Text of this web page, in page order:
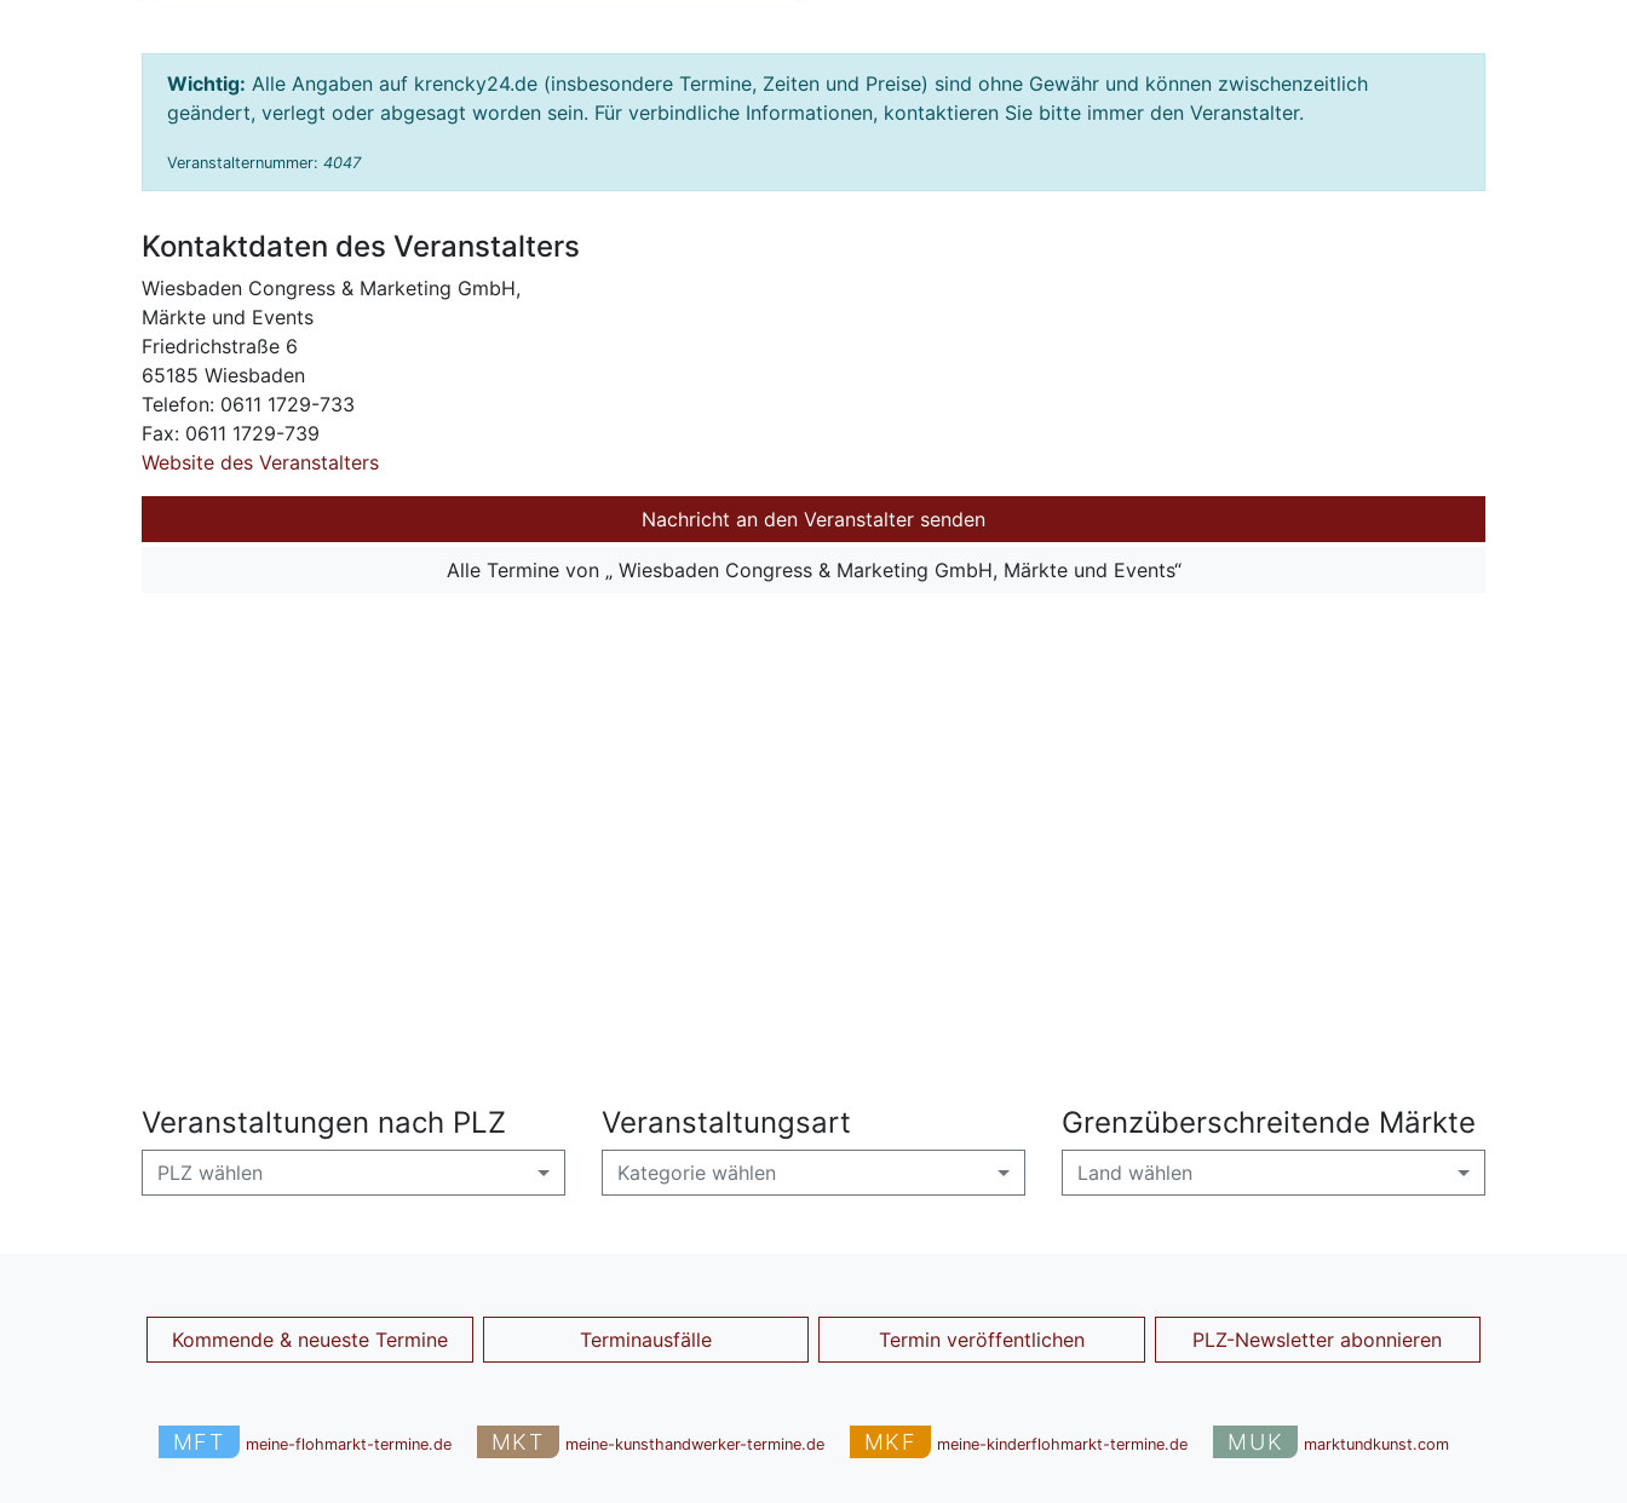
Wichtig: Alle Angaben auf krencky24.de (insbesondere Termine, Zeiten und Preise) sind ohne Gewähr und können zwischenzeitlich
geändert, verlegt oder abgesagt worden sein. Für verbindliche Informationen, kontaktieren Sie bitte immer den Veranstalter.
Veranstalternummer: 4047
Kontaktdaten des Veranstalters
Wiesbaden Congress & Marketing GmbH,
Märkte und Events
Friedrichstraße 6
65185 Wiesbaden
Telefon: 0611 1729-733
Fax: 0611 1729-739
Website des Veranstalters
Nachricht an den Veranstalter senden
Alle Termine von „ Wiesbaden Congress & Marketing GmbH, Märkte und Events“
Veranstaltungen nach PLZ
PLZ wählen
Veranstaltungsart
Kategorie wählen
Grenzüberschreitende Märkte
Land wählen
Kommende & neueste Termine Terminausfälle Termin veröffentlichen PLZ-Newsletter abonnieren
MFT meine-flohmarkt-termine.de MKT meine-kunsthandwerker-termine.de MKF meine-kinderflohmarkt-termine.de MUK marktundkunst.com